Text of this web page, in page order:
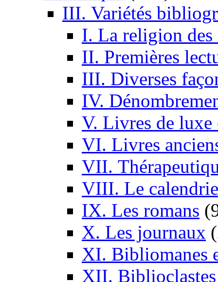
III. Variétés
I. La religion des
II. Premières
III. Diverses
IV.
V. Livres de luxe
VI. Livres
VII.
VIII. Le
IX. Les romans
X. Les journaux
XI. Bibliomanes
XII.